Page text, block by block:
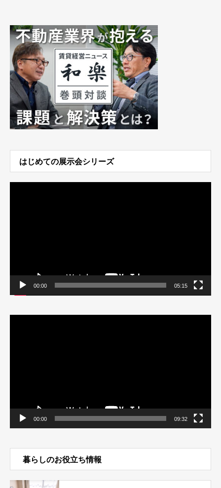
はじめての展示会シリーズ
00:00 05:15
00:00 09:32
暮らしのお役立ち情報